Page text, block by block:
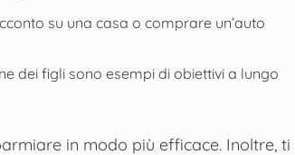
su una casa o comprare un’auto
dei figli sono esempi di obiettivi a lungo
in modo più efficace. Inoltre, ti